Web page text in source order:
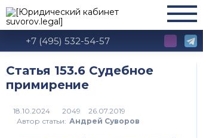
+7 (495) 532-54-57
Статья 153.6 Судебное
примирение
2049
Автор статьи: Андрей Суворов